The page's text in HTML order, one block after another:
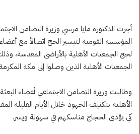
أجرت الدكتورة مايا مرسي وزيرة التضامن
المؤسسة القومية لتيسير الحج اتصالاً مع
لحج الجمعيات الأهلية بالأراضي المقدسة،
الجمعيات الأهلية الذين وصلوا إلى مكة
وطالبت وزيرة التضامن الاجتماعي أعضاء
الأهلية بتكثيف الجهود خلال الأيام القليلة
كي يؤدي الحجاج مناسكهم في سهولة ويسر.